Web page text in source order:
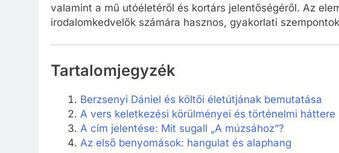
valamint a mű utóéletéről és kortárs jelentőségéről. Az
irodalomkedvelők számára hasznos, gyakorlati
Tartalomjegyzék
Berzsenyi Dániel és költői életútjának bemutatása
A vers keletkezési körülményei és történelmi háttere
A cím jelentése: Mit sugall „A múzsához”?
Az első benyomások: hangulat és alaphang